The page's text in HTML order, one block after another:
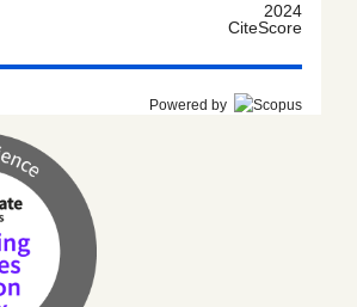
2024
CiteScore
Powered by